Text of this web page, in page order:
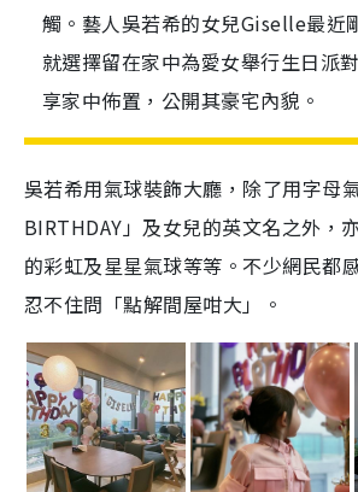
觸。藝人吳若希的女兒Giselle最近
就選擇留在家中為愛女舉行生日派
享家中佈置，公開其豪宅內貌。
吳若希用氣球裝飾大廳，除了用字母
BIRTHDAY」及女兒的英文名之外，
的彩虹及星星氣球等等。不少網民都
忍不住問「點解間屋咁大」。